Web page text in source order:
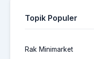
Topik Populer
Rak Minimarket